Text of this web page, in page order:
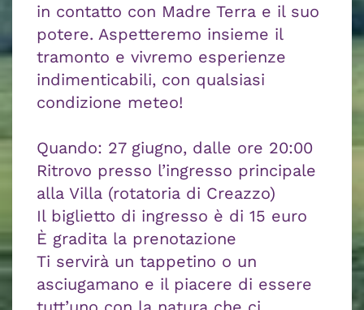
in contatto con Madre Terra e il suo
potere. Aspetteremo insieme il
tramonto e vivremo esperienze
indimenticabili, con qualsiasi
condizione meteo!
Quando: 27 giugno, dalle ore 20:00
Ritrovo presso l’ingresso principale
alla Villa (rotatoria di Creazzo)
Il biglietto di ingresso è di 15 euro
È gradita la prenotazione
Ti servirà un tappetino o un
asciugamano e il piacere di essere